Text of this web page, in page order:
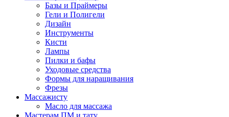
Базы и Праймеры
Гели и Полигели
Дизайн
Инструменты
Кисти
Лампы
Пилки и бафы
Уходовые средства
Формы для наращивания
Фрезы
Массажисту
Масло для массажа
Мастерам ПМ и тату